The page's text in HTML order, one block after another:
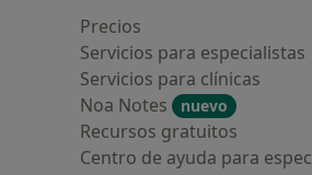
Precios
Servicios para especialistas
Servicios para clínicas
Noa Notes
nuevo
Recursos gratuitos
Centro de ayuda para